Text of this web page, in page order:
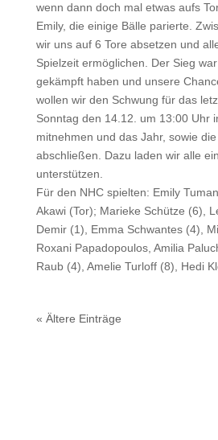
wenn dann doch mal etwas aufs
Emily, die einige Bälle parierte.
wir uns auf 6 Tore absetzen und
Spielzeit ermöglichen. Der Sieg
gekämpft haben und unsere
wollen wir den Schwung für das
Sonntag den 14.12. um 13:00 Uhr
mitnehmen und das Jahr, sowie
abschließen. Dazu laden wir alle
unterstützen.
Für den NHC spielten: Emily
Akawi (Tor); Marieke Schütze (6),
Demir (1), Emma Schwantes (4),
Roxani Papadopoulos, Amilia
Raub (4), Amelie Turloff (8), Hedi
« Ältere Einträge